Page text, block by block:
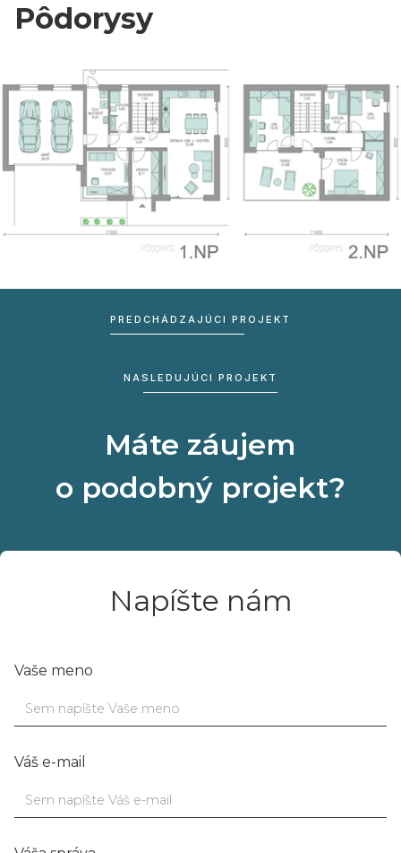
Pôdorysy
PREDCHÁDZAJÚCI PROJEKT
NASLEDUJÚCI PROJEKT
Máte záujem
o podobný projekt?
Napíšte nám
Vaše meno
Váš e-mail